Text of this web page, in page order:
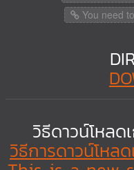
You need
วิธีดาวน์โหล
วิธีการดาวน์โห